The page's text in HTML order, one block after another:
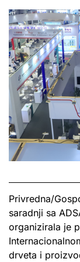
Privredna/
saradnji sa
organizirala je
drveta i